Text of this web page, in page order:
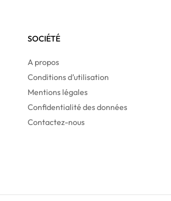
SOCIÉTÉ
A propos
Conditions d’utilisation
Mentions légales
Confidentialité des données
Contactez-nous